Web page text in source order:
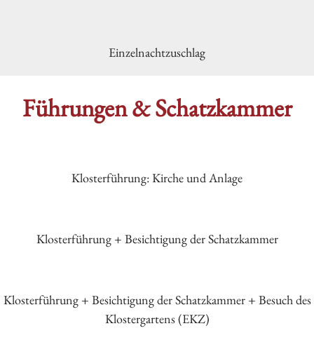
Einzelnachtzuschlag
Führungen & Schatzkammer
Klosterführung: Kirche und Anlage
Klosterführung + Besichtigung der Schatzkammer
Klosterführung + Besichtigung der Schatzkammer + Besuch des
Klostergartens (EKZ)